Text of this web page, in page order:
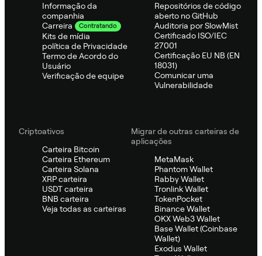
Informação da
companhia
Carreira
Contratando
Kits de mídia
política de Privacidade
Termo de Acordo do
Usuário
Verificação de equipe
Repositórios de código
aberto no GitHub
Auditoria por SlowMist
Certificado ISO/IEC
27001
Certificação EU NB (EN
18031)
Comunicar uma
Vulnerabilidade
Criptoativos
Carteira Bitcoin
Carteira Ethereum
Carteira Solana
XRP carteira
USDT carteira
BNB carteira
Veja todas as carteiras
Migrar de outras carteiras de
aplicações
MetaMask
Phantom Wallet
Rabby Wallet
Tronlink Wallet
TokenPocket
Binance Wallet
OKX Web3 Wallet
Base Wallet (Coinbase
Wallet)
Exodus Wallet